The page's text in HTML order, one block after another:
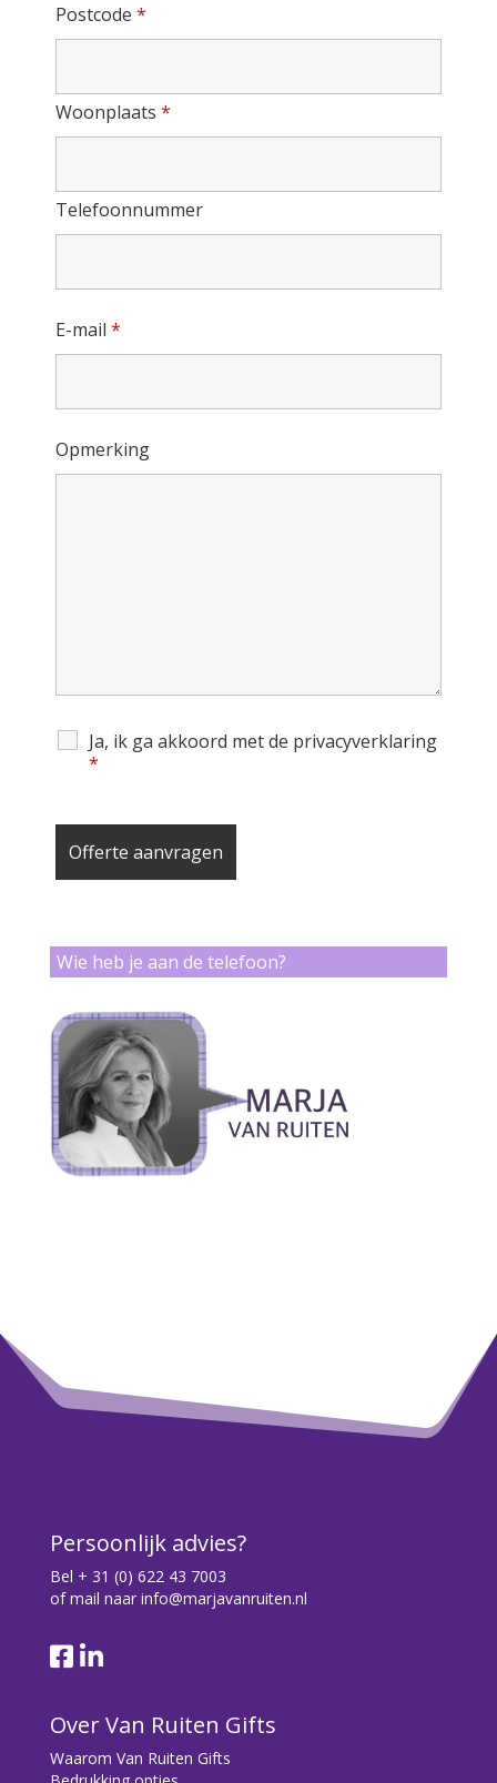
Postcode *
Woonplaats *
Telefoonnummer
E-mail *
Opmerking
Ja, ik ga akkoord met de privacyverklaring
*
Wie heb je aan de telefoon?
Persoonlijk advies?
Bel + 31 (0) 622 43 7003
of mail naar info@marjavanruiten.nl
Over Van Ruiten Gifts
Waarom Van Ruiten Gifts